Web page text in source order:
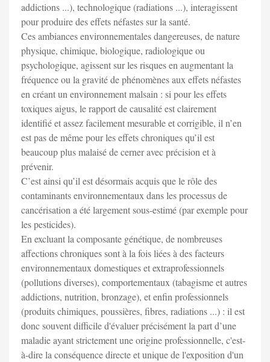
addictions ...), technologique (radiations ...), interagissent
pour produire des effets néfastes sur la santé.
Ces ambiances environnementales dangereuses, de nature
physique, chimique, biologique, radiologique ou
psychologique, agissent sur les risques en augmentant la
fréquence ou la gravité de phénomènes aux effets néfastes
en créant un environnement malsain : si pour les effets
toxiques aigus, le rapport de causalité est clairement
identifié et assez facilement mesurable et corrigible, il n’en
est pas de même pour les effets chroniques qu’il est
beaucoup plus malaisé de cerner avec précision et à
prévenir.
C’est ainsi qu’il est désormais acquis que le rôle des
contaminants environnementaux dans les processus de
cancérisation a été largement sous-estimé (par exemple pour
les pesticides).
En excluant la composante génétique, de nombreuses
affections chroniques sont à la fois liées à des facteurs
environnementaux domestiques et extraprofessionnels
(pollutions diverses), comportementaux (tabagisme et autres
addictions, nutrition, bronzage), et enfin professionnels
(produits chimiques, poussières, fibres, radiations ...) : il est
donc souvent difficile d'évaluer précisément la part d’une
maladie ayant strictement une origine professionnelle, c'est-
à-dire la conséquence directe et unique de l'exposition d'un